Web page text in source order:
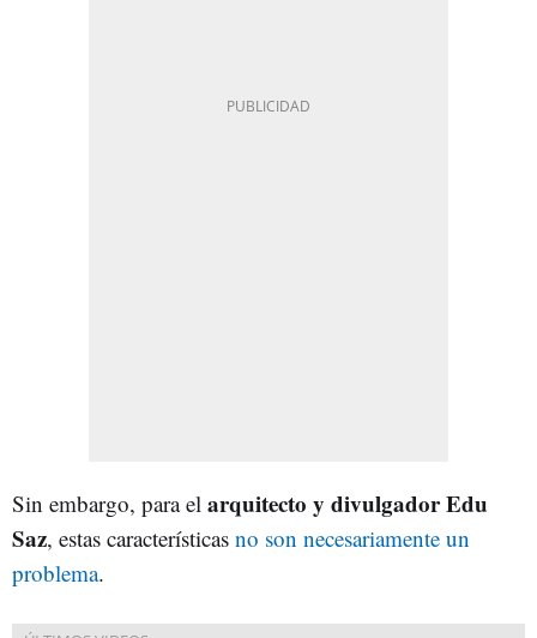
Sin embargo, para el arquitecto y divulgador Edu
Saz, estas características no son necesariamente un
problema.